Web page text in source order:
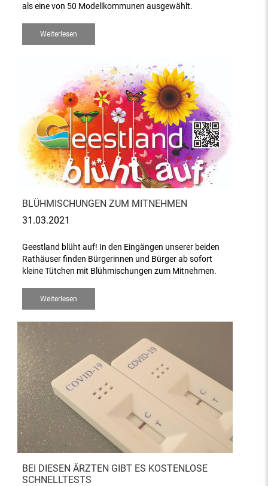
als eine von 50 Modellkommunen ausgewählt.
Weiterlesen
BLÜHMISCHUNGEN ZUM MITNEHMEN
31.03.2021
Geestland blüht auf! In den Eingängen unserer beiden
Rathäuser finden Bürgerinnen und Bürger ab sofort
kleine Tütchen mit Blühmischungen zum Mitnehmen.
Weiterlesen
BEI DIESEN ÄRZTEN GIBT ES KOSTENLOSE
SCHNELLTESTS